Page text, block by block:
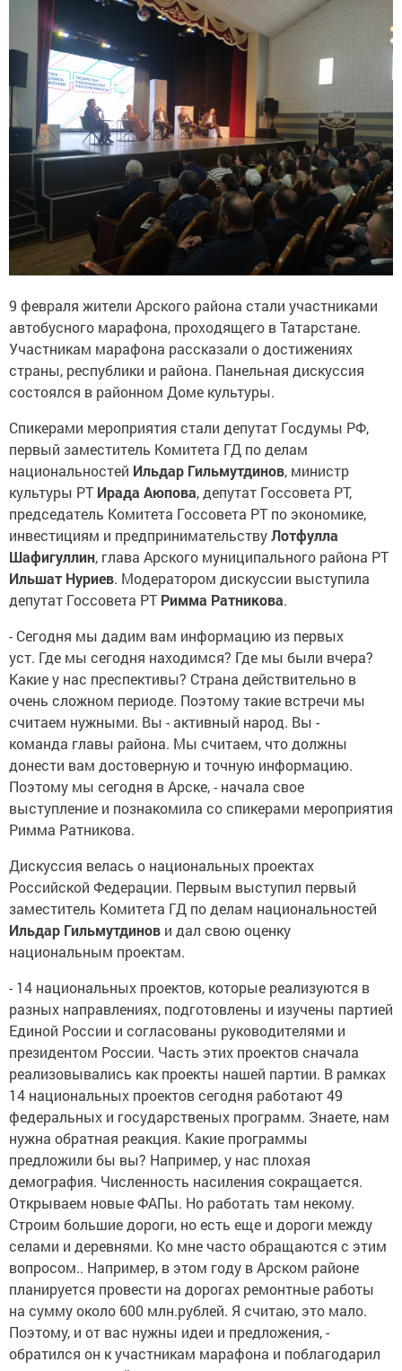
9 февраля жители Арского района стали участниками
автобусного марафона, проходящего в Татарстане.
Участникам марафона рассказали о достижениях
страны, республики и района. Панельная дискуссия
состоялся в районном Доме культуры.
Спикерами мероприятия стали депутат Госдумы РФ,
первый заместитель Комитета ГД по делам
национальностей Ильдар Гильмутдинов, министр
культуры РТ Ирада Аюпова, депутат Госсовета РТ,
председатель Комитета Госсовета РТ по экономике,
инвестициям и предпринимательствуЛотфулла
Шафигуллин, глава Арского муниципального района РТ
Ильшат Нуриев. Модератором дискуссии выступила
депутат Госсовета РТ Римма Ратникова.
- Сегодня мы дадим вам информацию из первых
уст. Где мы сегодня находимся? Где мы были вчера?
Какие у нас преспективы? Страна действительно в
очень сложном периоде. Поэтому такие встречи мы
считаем нужными. Вы - активный народ. Вы -
команда главы района. Мы считаем, что должны
донести вам достоверную и точную информацию.
Поэтому мы сегодня в Арске, - начала свое
выступление и познакомила со спикерами мероприятия
Римма Ратникова.
Дискуссия велась о национальных проектах
Российской Федерации. Первым выступил первый
заместитель Комитета ГД по делам национальностей
Ильдар Гильмутдинов и дал свою оценку
национальным проектам.
- 14 национальных проектов, которые реализуются в
разных направлениях, подготовлены и изучены партией
Единой России и согласованы руководителями и
президентом России. Часть этих проектов сначала
реализовывались как проекты нашей партии. В рамках
14 национальных проектов сегодня работают 49
федеральных и государственых программ. Знаете, нам
нужна обратная реакция. Какие программы
предложили бы вы? Например, у нас плохая
демография. Численность насиления сокращается.
Открываем новые ФАПы. Но работать там некому.
Строим большие дороги, но есть еще и дороги между
селами и деревнями. Ко мне часто обращаются с этим
вопросом.. Например, в этом году в Арском районе
планируется провести на дорогах ремонтные работы
на сумму около 600 млн.рублей. Я считаю, это мало.
Поэтому, и от вас нужны идеи и предложения, -
обратился он к участникам марафона и поблагодарил